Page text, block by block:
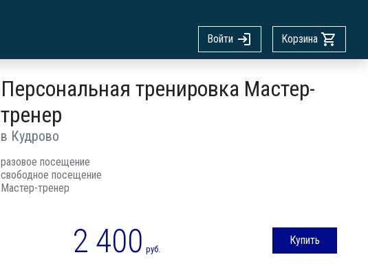
Войти Корзина
Персональная тренировка Мастер-
тренер
в Кудрово
разовое посещение
свободное посещение
Мастер-тренер
2 400 руб.
Купить